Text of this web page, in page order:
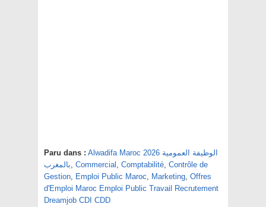
Paru dans : Alwadifa Maroc 2026 الوظيفة العمومية
بالمغرب, Commercial , Comptabilité, Contrôle de
Gestion, Emploi Public Maroc, Marketing, Offres
d'Emploi Maroc Emploi Public Travail Recrutement
Dreamjob CDI CDD